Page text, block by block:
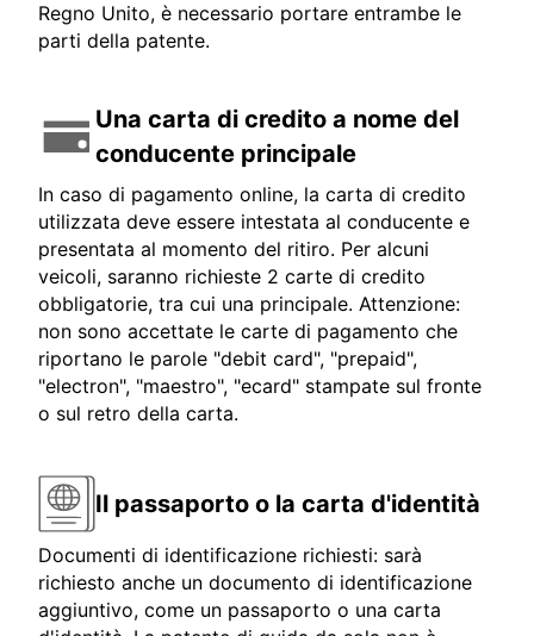
Regno Unito, è necessario portare entrambe le
parti della patente.
Una carta di credito a nome del
conducente principale
In caso di pagamento online, la carta di credito
utilizzata deve essere intestata al conducente e
presentata al momento del ritiro. Per alcuni
veicoli, saranno richieste 2 carte di credito
obbligatorie, tra cui una principale. Attenzione:
non sono accettate le carte di pagamento che
riportano le parole "debit card", "prepaid",
"electron", "maestro", "ecard" stampate sul fronte
o sul retro della carta.
Il passaporto o la carta d'identità
Documenti di identificazione richiesti: sarà
richiesto anche un documento di identificazione
aggiuntivo, come un passaporto o una carta